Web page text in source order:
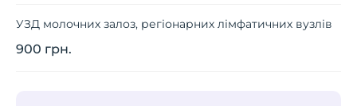
УЗД молочних залоз, регіонарних лімфатичних вузлів
900 грн.